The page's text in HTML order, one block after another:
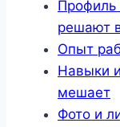
Профиль
решают
Опыт
Навыки
мешает
Фото и